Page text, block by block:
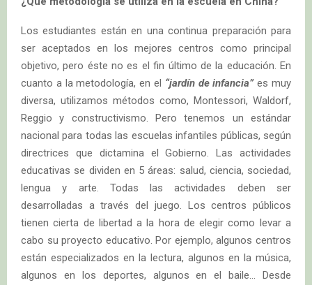
Los estudiantes están en una continua preparación para
ser aceptados en los mejores centros como principal
objetivo, pero éste no es el fin último de la educación. En
cuanto a la metodología, en el “jardín de infancia”es muy
diversa, utilizamos métodos como, Montessori, Waldorf,
Reggio y constructivismo. Pero tenemos un estándar
nacional para todas las escuelas infantiles públicas, según
directrices que dictamina el Gobierno. Las actividades
educativas se dividen en 5 áreas: salud, ciencia, sociedad,
lengua y arte. Todas las actividades deben ser
desarrolladas a través del juego. Los centros públicos
tienen cierta de libertad a la hora de elegir como levar a
cabo su proyecto educativo. Por ejemplo, algunos centros
están especializados en la lectura, algunos en la música,
algunos en los deportes, algunos en el baile… Desde